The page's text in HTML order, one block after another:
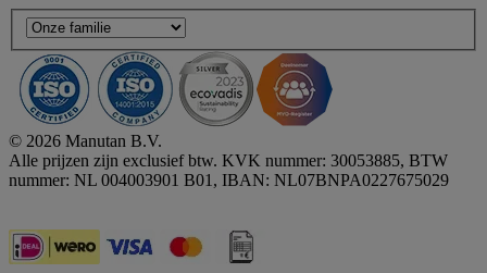
© 2026 Manutan B.V.
Alle prijzen zijn exclusief btw. KVK nummer: 30053885, BTW
nummer: NL 004003901 B01, IBAN: NL07BNPA0227675029